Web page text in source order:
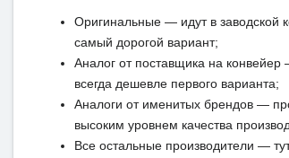
Оригинальные — идут в заводской
самый дорогой вариант;
Аналог от поставщика на конвейер
всегда дешевле первого варианта;
Аналоги от именитых брендов —
высоким уровнем качества
Все остальные производители —